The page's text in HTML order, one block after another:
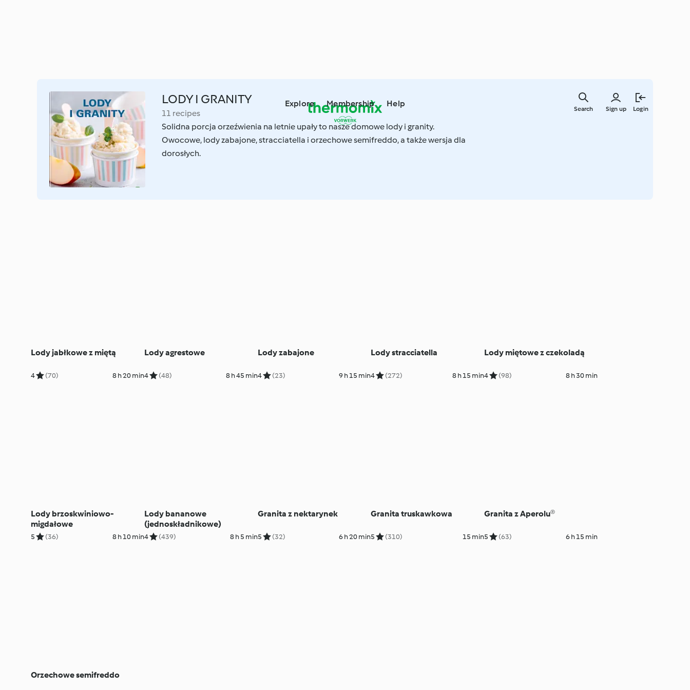
Explore Membership Help
Sign up Login
Search
LODY I GRANITY
11 recipes
Solidna porcja orzeźwienia na letnie upały to nasze domowe lody i granity.
Owocowe, lody zabajone, stracciatella i orzechowe semifreddo, a także wersja dla
dorosłych.
Lody jabłkowe z miętą
4 (70) 8 h 20 min
Lody agrestowe
4 (48) 8 h 45 min
Lody zabajone
4 (23) 9 h 15 min
Lody stracciatella
4 (272) 8 h 15 min
Lody miętowe z czekoladą
4 (98) 8 h 30 min
Lody brzoskwiniowo-
migdałowe
5 (36) 8 h 10 min
Lody bananowe
(jednoskładnikowe)
4 (439) 8 h 5 min
Granita z nektarynek
5 (32) 6 h 20 min
Granita truskawkowa
5 (310) 15 min
Granita z Aperolu®
5 (63) 6 h 15 min
Orzechowe semifreddo